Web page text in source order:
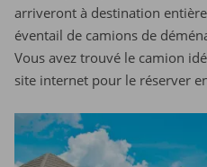
arriveront à destination
éventail de camions de
Vous avez trouvé le camion
site internet pour le réserver